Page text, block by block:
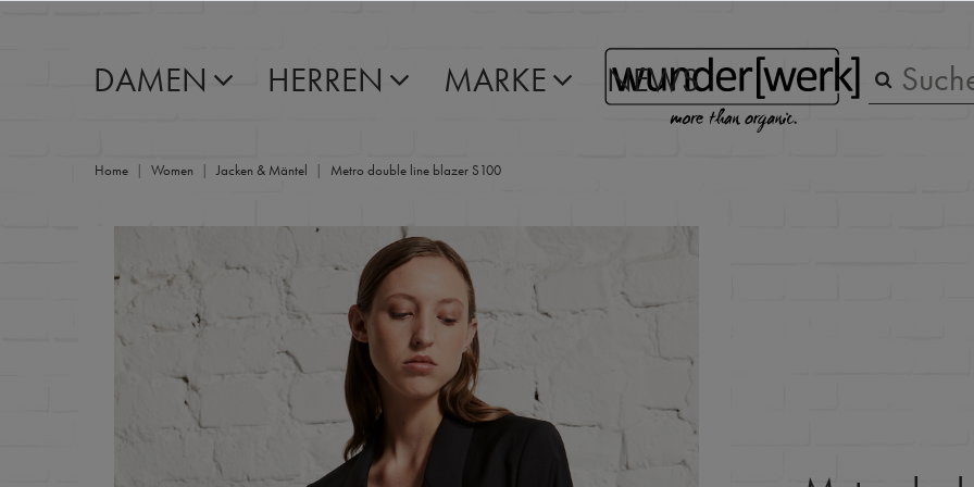
DAMEN HERREN MARKE NEWS
Home Women Jacken & Mäntel Metro double line blazer S100